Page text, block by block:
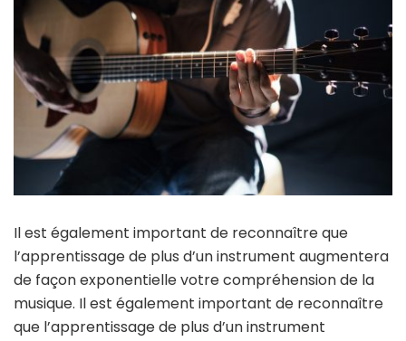
Il est également important de reconnaître que
l’apprentissage de plus d’un instrument augmentera
de façon exponentielle votre compréhension de la
musique. Il est également important de reconnaître
que l’apprentissage de plus d’un instrument